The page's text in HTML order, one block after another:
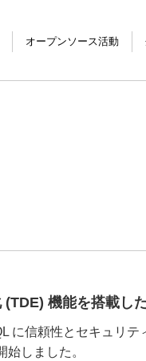
オープンソース活動
機能を搭載
に信頼性とセキュリ
しました。